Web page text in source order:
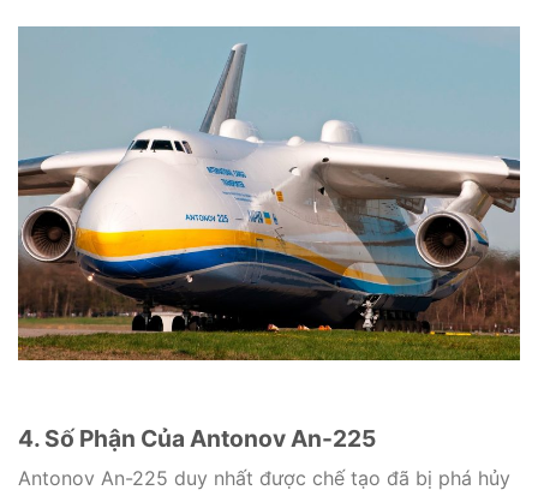
4. Số Phận Của Antonov An-225
Antonov An-225 duy nhất được chế tạo đã bị phá hủy